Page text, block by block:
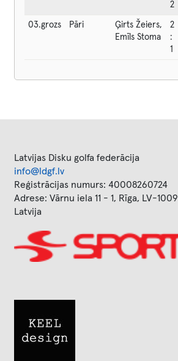
2
03.grozs Pāri
Ģirts Žeiers,
Emīls Stoma
2
:
1
Latvijas Disku golfa federācija
info@ldgf.lv
Reģistrācijas numurs: 40008260724
Adrese: Vārnu iela 11 - 1, Rīga, LV-1009
Latvija
Image